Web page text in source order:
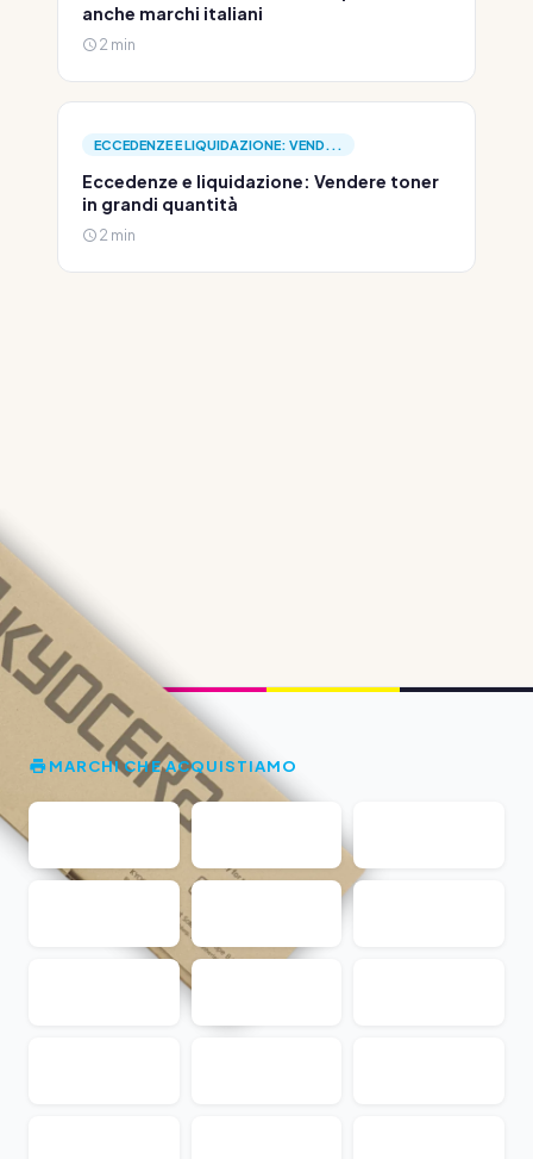
anche marchi italiani
2 min
ECCEDENZE E LIQUIDAZIONE: VEND...
Eccedenze e liquidazione: Vendere toner
in grandi quantità
2 min
MARCHI CHE ACQUISTIAMO